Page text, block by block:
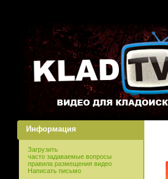
Информация
Загрузить
часто задаваемые вопросы
правила размещения видео
Написать письмо